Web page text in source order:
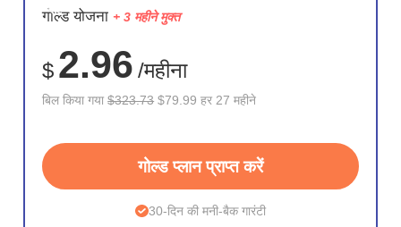
सहेजें
75%
गोल्ड योजना + 3 महीने मुक्त
$ 2.96 /महीना
बिल किया गया$323.73 $79.99 हर 27 महीने
गोल्ड प्लान प्राप्त करें
30-दिन की मनी-बैक गारंटी